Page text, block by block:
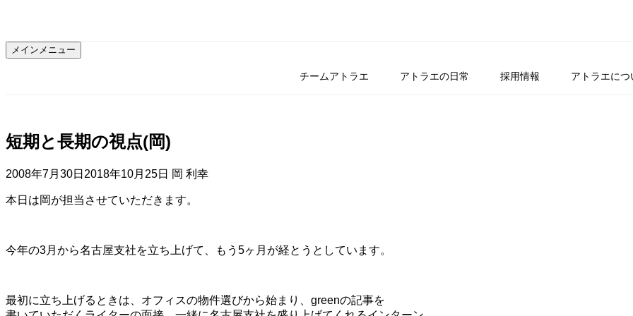
テ
ン
ッ
プ
メインメニュー
チームアトラエ アトラエの日常 採用情報 アトラエにつ
短期と長期の視点(岡)
2008年7月30日 2018年10月25日 岡 利幸
本日は岡が担当させていただきます。
今年の3月から名古屋支社を立ち上げて、もう5ヶ月が経とうとしています。
最初に立ち上げるときは、オフィスの物件選びから始まり、 greenの記事を